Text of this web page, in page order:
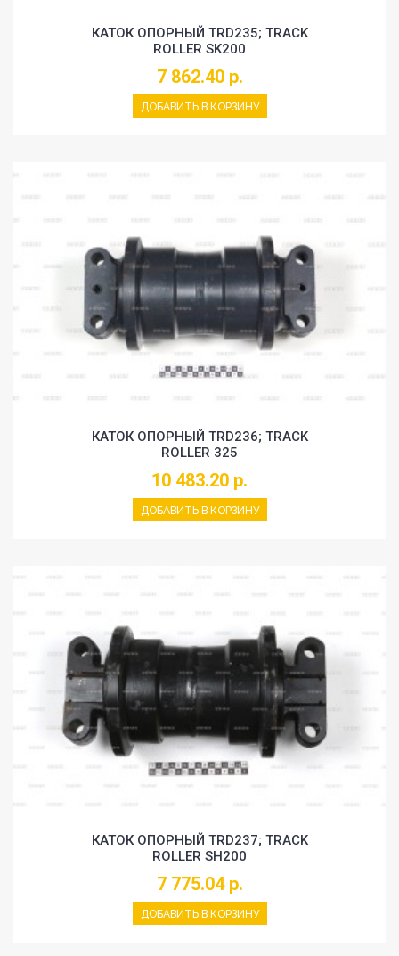
КАТОК ОПОРНЫЙ TRD235; TRACK
ROLLER SK200
7 862.40 р.
ДОБАВИТЬ В КОРЗИНУ
КАТОК ОПОРНЫЙ TRD236; TRACK
ROLLER 325
10 483.20 р.
ДОБАВИТЬ В КОРЗИНУ
КАТОК ОПОРНЫЙ TRD237; TRACK
ROLLER SH200
7 775.04 р.
ДОБАВИТЬ В КОРЗИНУ